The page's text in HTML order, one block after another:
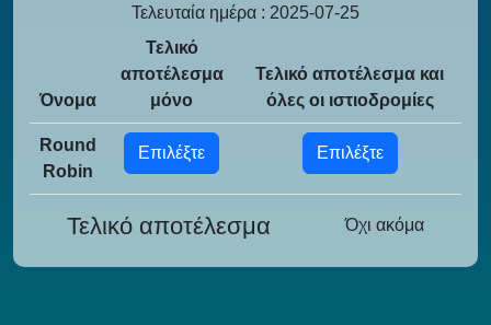
Τελευταία ημέρα : 2025-07-25
Όνομα
Τελικό
αποτέλεσμα
μόνο
Τελικό αποτέλεσμα και
όλες οι ιστιοδρομίες
Round
Robin
Επιλέξτε Επιλέξτε
Τελικό αποτέλεσμα Όχι ακόμα